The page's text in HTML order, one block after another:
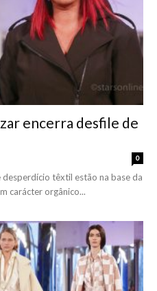
encerra desfile de
0
têxtil estão na base da
carácter orgânico...